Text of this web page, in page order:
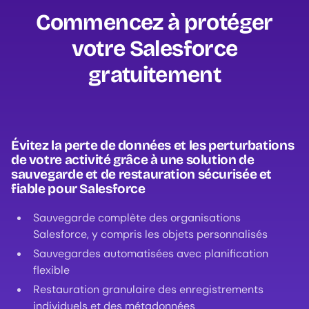
Commencez à protéger
votre Salesforce
gratuitement‍
Évitez la perte de données et les perturbations
de votre activité grâce à une solution de
sauvegarde et de restauration sécurisée et
fiable pour Salesforce
Sauvegarde complète des organisations
Salesforce, y compris les objets personnalisés
Sauvegardes automatisées avec planification
flexible
Restauration granulaire des enregistrements